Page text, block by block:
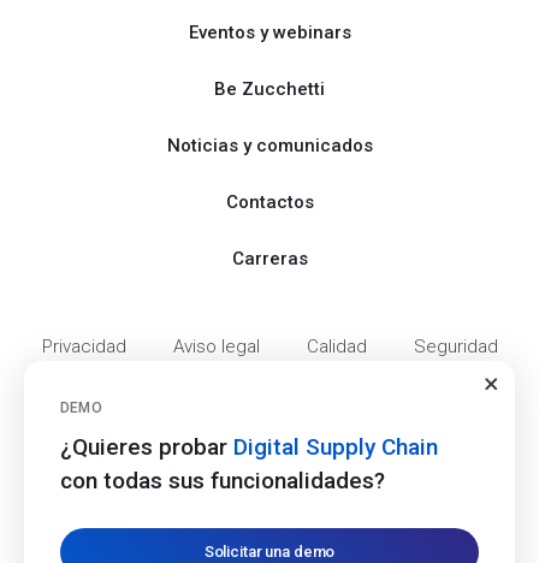
DEMO
¿Quieres probar Digital Supply Chain
con todas sus funcionalidades?
Solicitar una demo
Eventos y webinars
Be Zucchetti
Noticias y comunicados
Contactos
Carreras
Privacidad Aviso legal Calidad
Seguridad
Igualdad de género
231
Certificaciones FEA Créditos
© 2017 - 2025 Zucchetti s.p.a. - P.IVA
05006900962 - Todos los derechos